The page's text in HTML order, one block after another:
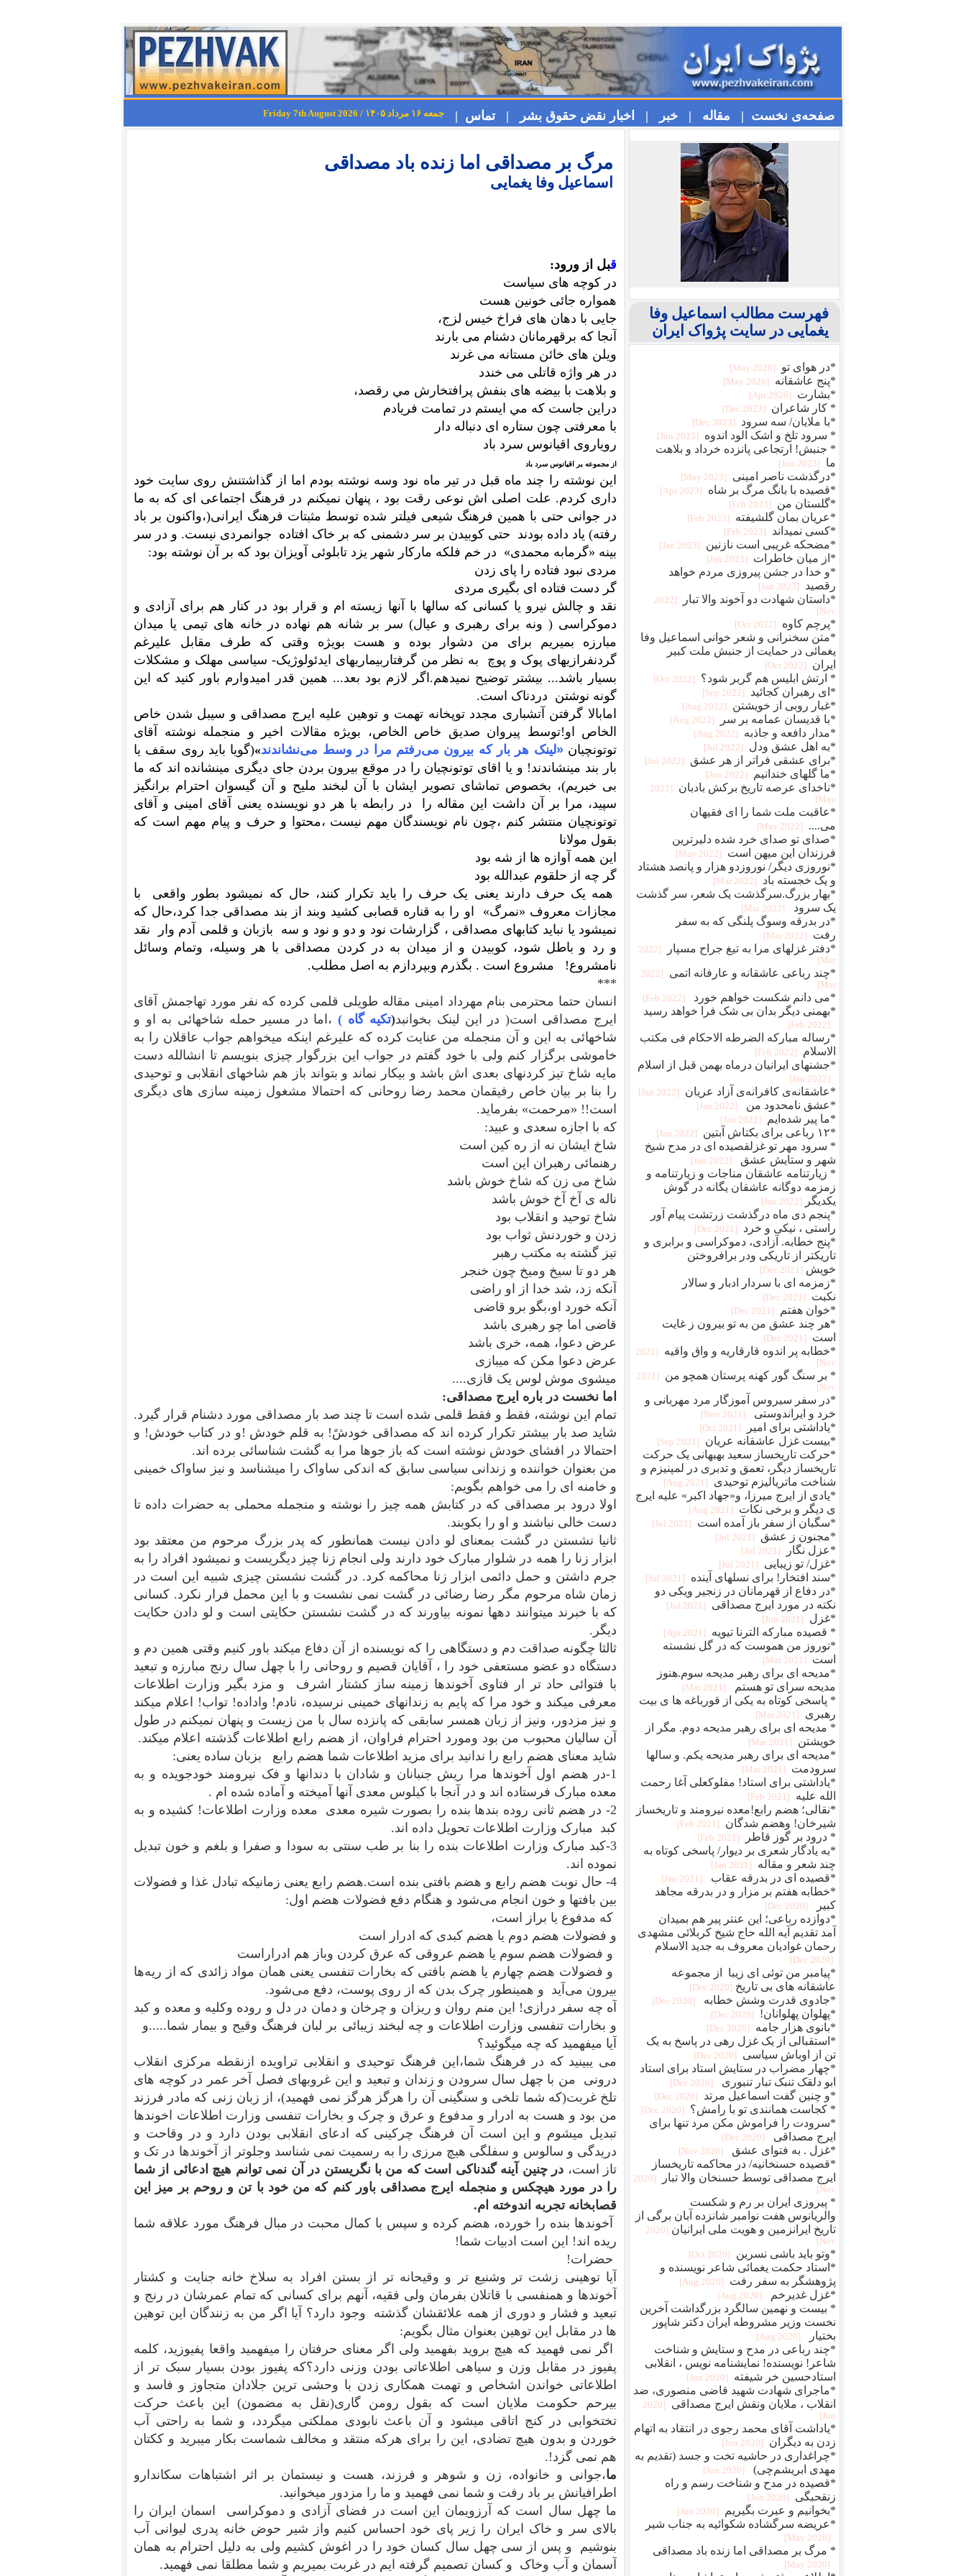
صفحه‌ی نخست | مقاله | خبر | اخبار نقض حقوق بشر | تماس | جمعه ۱۶ مرداد ۱۴۰۵ / Friday 7th August 2026
مرگ بر مصداقی اما زنده باد مصداقی
اسماعیل وفا یغمایی
قبل از ورود:
در كوچه هاى سياست
همواره جائى خونين هست
جايى با دهان هاى فراخ خيس لزج،
آنجا كه برقهرمانان دشنام مى بارند
ويلن هاى خائن مستانه مى غرند
در هر واژه قاتلى مى خندد
و بلاهت با بيضه هاى بنفش پرافتخارش مي رقصد،
دراين جاست كه مي ايستم در تمامت فريادم
با معرفتى چون ستاره اى دنباله دار
روياروى اقيانوس سرد باد
از مجموعه بر اقیانوس سرد باد
این نوشته را چند ماه قبل در تیر ماه نود وسه نوشته بودم اما از گذاشتنش روی سایت خود
داری کردم. علت اصلی اش نوعی رقت بود ، پنهان نمیکنم در فرهنگ اجتماعی ای که به ما
در جوانی حتی با همین فرهنگ شیعی فیلتر شده توسط مثبتات فرهنگ ایرانی(،واکنون بر باد
رفته) یاد داده بودند حتی کوبیدن بر سر دشمنی که بر خاک افتاده جوانمردی نیست. و در سر
بینه «گرمابه محمدی» در خم فلکه مارکار شهر یزد تابلوئی آویزان بود که بر آن نوشته بود:
مردی نبود فتاده را پای زدن
گر دست فتاده ای بگیری مردی
نقد و چالش نیرو یا کسانی که سالها با آنها زیسته ام و قرار بود در کنار هم برای آزادی و
دموکراسی ( ونه برای رهبری و عیال) سر بر شانه هم نهاده در خانه های تیمی یا میدان
مبارزه بمیریم برای من دشوار بوده و هست بویژه وقتی که طرف مقابل علیرغم
گردنفرازیهای پوک و پوچ به نظر من گرفتاربیماریهای ایدئولوژیک- سیاسی مهلک و مشکلات
بسیار باشد... بیشتر توضیح نمیدهم.اگر لازم بود بعد... همین قدر امیدوارم باور کنید که این
گونه نوشتن دردناک است.
امابالا گرفتن آتشباری مجدد توپخانه تهمت و توهین علیه ایرج مصداقی و سیبل شدن خاص
الخاص او!توسط پیروان صدیق خاص الخاص، بویژه مقالات اخیر و منجمله نوشته آقای
توتونچیان «لینک هر بار که بیرون می‌‌رفتم مرا در وسط می‌‌نشاندند»(گویا باید روی سقف یا
بار بند مینشاندند! و یا اقای توتونچیان را در موقع بیرون بردن جای دیگری مینشانده اند که ما
بی خبریم)، بخصوص تماشای تصویر ایشان با آن لبخند ملیح و آن گیسوان احترام برانگیز
سپید، مرا بر آن داشت این مقاله را در رابطه با هر دو نویسنده یعنی آقای امینی و آقای
توتونچیان منتشر کنم ،چون نام نویسندگان مهم نیست ،محتوا و حرف و پیام مهم است که
بقول مولانا
این همه آوازه ها از شه بود
گر چه از حلقوم عبدالله بود
همه یک حرف دارند یعنی یک حرف را باید تکرار کنند، حال که نمیشود بطور واقعی با
مجازات معروف «نمرگ» او را به قناره قصابی کشید وبند از بند مصداقی جدا کرد،حال که
نمیشود یا نباید کتابهای مصداقی ، گزارشات نود و دو و نود و سه بازبان و قلمی آدم وار نقد
و رد و باطل شود، کوبیدن و از میدان به در کردن مصداقی با هر وسیله، وتمام وسائل
نامشروع! مشروع است . بگذرم وبپردازم به اصل مطلب.
***
انسان حتما محترمی بنام مهرداد امینی مقاله طویلی قلمی کرده که نفر مورد تهاجمش آقای
ایرج مصداقی است( در این لینک بخوانبد(تکیه گاه ) ،اما در مسیر حمله شاخهائی به او و
شاخهائی به این و آن منجمله من عنایت کرده که علیرغم اینکه میخواهم جواب عاقلان را به
خاموشی برگزار کنم ولی با خود گفتم در جواب این بزرگوار چیزی بنویسم تا انشالله دست
مایه شاخ تیز کردنهای بعدی اش باشد و بیکار نماند و بتواند باز هم شاخهای انقلابی و توحیدی
را بنا بر بیان خاص رفیقمان محمد رضا روحانی که احتمالا مشغول زمینه سازی های دیگری
است!! «مرحمت» بفرماید.
که با اجازه سعدی و عبید:
شاخ ایشان نه از ره کین است
رهنمائی رهبران این است
شاخ می زن که شاخ خوش باشد
ناله ی آخ آخ خوش باشد
شاخ توحید و انقلاب بود
زدن و خوردنش ثواب بود
تیز گشته به مکتب رهبر
هر دو تا سیخ ومیخ چون خنجر
آنکه زد، شد خدا از او راضی
آنکه خورد او،بگو برو قاضی
قاضی اما چو رهبری باشد
عرض دعوا، همه، خری باشد
عرض دعوا مکن که میبازی
میشوی موش لوس یک قازی....
اما نخست در باره ایرج مصداقی:
تمام این نوشته، فقط و فقط قلمی شده است تا چند صد بار مصداقی مورد دشنام قرار گیرد.
شاید صد بار بیشتر تکرار کرده اند که مصداقی خودشً! به قلم خودش !و در کتاب خودش! و
احتمالا در افشای خودش نوشته است که باز جوها مرا به گشت شناسائی برده اند.
من بعنوان خواننده و زندانی سیاسی سابق که اندکی ساواک را میشناسد و نیز ساواک خمینی
و خامنه ای را می خواهم بگویم:
اولا درود بر مصداقی که در کتابش همه چیز را نوشته و منجمله محملی به حضرات داده تا
دست خالی نباشند و او را بکوبند.
ثانیا نشستن در گشت بمعنای لو دادن نیست همانطور که پدر بزرگ مرحوم من معتقد بود
ابزار زنا را همه در شلوار مبارک خود دارند ولی انجام زنا چیز دیگریست و نمیشود افراد را به
جرم داشتن و حمل دائمی ابزار زنا محاکمه کرد. در گشت نشستن چیزی شبیه این است در
زمان شاه مرحوم مگر رضا رضائی در گشت نمی نشست و با این محمل فرار نکرد. کسانی
که با خبرند میتوانند دهها نمونه بیاورند که در گشت نشستن حکایتی است و لو دادن حکایت
دیگر.
ثالثا چگونه صداقت دم و دستگاهی را که نویسنده از آن دفاع میکند باور کنیم وقتی همین دم و
دستگاه دو عضو مستعفی خود را ، آقایان قصیم و روحانی را با چهل سال رنج مبارزه و تبعید
با فتوائی حاد تر ار فتاوی آخوندها زمینه ساز کشتار اشرف و مزد بگیر وزارت اطلاعات
معرفی میکند و خود مرا که پایم به زندانهای خمینی نرسیده، نادم! واداده! تواب! اعلام میکند
و نیز مزدور، ونیز از زبان همسر سابقی که پانزده سال با من زیست و پنهان نمیکنم در طول
آن سالیان محبوب من بود ومورد احترام فراوان، از هضم رابع اطلاعات گذشته اعلام میکند.
شاید معنای هضم رابع را ندانید برای مزید اطلاعات شما هضم رابع بزبان ساده یعنی:
1-در هضم اول آخوندها مرا ریش جنبانان و شادان با دندانها و فک نیرومند خودجویده و به
معده مبارک فرستاده اند و در آنجا با کیلوس معدی آنها آمیخته و آماده شده ام .
2- در هضم ثانی روده بندها بنده را بصورت شیره معدی معده وزارت اطلاعات! کشیده و به
کبد مبارک وزارت اطلاعات تحویل داده اند.
3-کبد مبارک وزارت اطلاعات بنده را بنا بر طب سنتی به سودا و صفرا و بلغم و خون تبدیل
نموده اند.
4- حال نوبت هضم رابع و هضم بافتی بنده است.
هضم رابع یعنی زمانیکه تبادل غذا و فضولات
بین بافتها و خون انجام می‌شود و هنگام دفع فضولات هضم اول:
که مدفوع یا براز است،
و فضولات هضم دوم یا هضم کبدی که ادرار است
و فضولات هضم سوم یا هضم عروقی که عرق کردن وباز هم ادراراست
و فضولات هضم چهارم یا هضم بافتی که بخارات تنفسی یعنی همان مواد زائدی که از ریه‌ها
بیرون می‌آید و همینطور چرک بدن که از روی پوست، دفع می‌شود.
آه چه سفر درازی! این منم روان و ریزان و چرخان و دمان در دل و روده وکلیه و معده و کبد
و بخارات تنفسی وزارت اطلاعات و چه لبخند زیبائی بر لبان فرهنگ وقیح و بیمار شما.....و
آیا میفهمید که چه میگوئید؟
می یبینید که در فرهنگ شما،این فرهنگ توحیدی و انقلابی تراویده ازنقطه مرکزی انقلاب
درونی من با چهل سال سرودن و زندان و تبعید و این غروبهای فصل آخر عمر در کوچه های
تلخ غربت(که شما تلخی و سنگینی آن را هرگز هرگز نمی فهمید)، از زبان زنی که مادر فرزند
من بود و هست به ادرار و مدفوع و عرق و چرک و بخارات تنفسی وزارت اطلاعات اخوندها
تبدیل میشوم و این است آن فرهنگ چرکینی که ادعای انقلابی بودن دارد و در وقاحت و
دریدگی و سالوس و سفلگی هیچ مرزی را به رسمیت نمی شناسد وجلوتر از آخوندها در تک و
تاز است، در چنین آینه گندناکی است که من با نگریستن در آن نمی توانم هیچ ادعائی از شما
را در مورد هیچکس و منجمله ایرج مصداقی باور کنم که من خود با تن و روحم بر میز این
قصابخانه تجربه اندوخته ام.
آخوندها بنده را خورده، هضم کرده و سپس با کمال محبت در مبال فرهنگ مورد علاقه شما
ریده اند! این است ادبیات شما!
حضرات!
آیا توهینی زشت تر وشنیع تر و وقیحانه تر از بستن افراد به سلاخ خانه جنایت و کشتار
آخوندها و همنفسی با قاتلان بفرمان ولی فقیه، آنهم برای کسانی که تمام عمرشان در رنج و
تبعید و فشار و دوری از همه علائقشان گذشته وجود دارد؟ آیا اگر من به زنندگان این توهین
ها در مقابل این توهین بعنوان مثال بگویم:
اگر نمی فهمید که هیچ بروید بفهمید ولی اگر معنای حرفتان را میفهمید واقعا پفیوزید، کلمه
پفیوز در مقابل وزن و سیاهی اطلاعاتی بودن وزنی دارد؟که پفیوز بودن بسیار سبک تر از
اطلاعاتی خواندن اشخاص و تهمت همکاری زدن با وحشی ترین جلادان متجاوز و فاسد و
بیرحم حکومت ملایان است که بقول رومن گاری(نقل به مضمون) این باعث حرکت
تختخوابی در کنج اتاقی میشود و آن باعث نابودی مملکتی میگردد، و شما به راحتی آب
خوردن و بدون هیچ تضادی، این را برای هرکه منتقد و مخالف شماست بکار میبرید و ککتان
هم نمی گزد!.
ما،جوانی و خانواده، زن و شوهر و فرزند، هست و نیستمان بر اثر اشتباهات سکاندارو
اطرافیانش بر باد رفت و شما نمی فهمید و ما را مزدور میخوانید.
ما چهل سال است که آرزویمان این است در فضای آزادی و دموکراسی اسمان ایران را
بالای سر و خاک ایران را زیر پای خود احساس کنیم واز شیر حوض خانه پدری لیوانی آب
بنوشیم و پس از سی چهل سال کسان خود را در اغوش کشیم ولی به دلیل احترام به همان
آسمان و آب وخاک و کسان تصمیم گرفته ایم در غربت بمیریم و شما مطلقا نمی فهمید.
فهرست مطالب اسماعیل وفا
یغمایی در سایت پژواک ایران
*در هوای تو [2026 May]
*پنج عاشقانه [2026 May]
*بشارت [2026 Apr]
* کار شاعران [2023 Dec]
*با ملایان/ سه سرود [2023 Dec]
* سرود تلخ و اشک الود اندوه [2023 Jun]
* جنبش! ارتجاعی پانزده خرداد و بلاهت
ما
[2023 Jun]
*درگذشت ناصر امینی [2023 May]
*قصیده با بانگ مرگ بر شاه [2023 Apr]
*گلستان من [2023 Feb]
*عریان بمان گلشیفته [2023 Feb]
*کسی نمیداند [2023 Feb]
*مضحکه غریبی است نازنین [2023 Jan]
*از میان خاطرات [2023 Jan]
*و خدا در جشن پیروزی مردم خواهد
رقصید
[2023 Jan]
*داستان شهادت دو آخوند والا تبار
[2022
Nov]
*پرچم کاوه [2022 Oct]
*متن سخنرانی و شعر خوانی اسماعیل وفا
یغمائی در حمایت از جنبش ملت کبیر
ایران
[2022 Oct]
* ارتش ابلیس هم گربر شود؟ [2022 Oct]
*ای رهبران کجائید [2022 Sep]
*غبار روبی از خویشتن [2022 Aug]
*با قدیسان عمامه بر سر [2022 Aug]
*مدار دافعه و جاذبه [2022 Aug]
*به اهل عشق ودل [2022 Jul]
*برای عشقی فراتر از هر عشق [2022 Jul]
*ما گلهای خندانیم [2022 Jun]
*ناخدای عرصه تاریخ برکش بادبان
[2022
May]
*عاقبت ملت شما را ای فقیهان
می....
[2022 May]
*صدای تو صدای خرد شده دلیرترین
فرزندان این میهن است
[2022 May]
*نوروزی دیگر/ نوروزدو هزار و پانصد هشتاد
و یک خجسته باد
[2022 Mar]
*بهار بزرگ.سرگذشت یک شعر، سر گذشت
یک سرود
[2022 Mar]
*در بدرقه وسوگ پلنگی که به سفر
رفت
[2022 Mar]
*دفتر غزلهای مرا به تیغ جراح مسپار
[2022
Mar]
*چند رباعی عاشقانه و عارفانه اتمی
[2022
Mar]
*می دانم شکست خواهم خورد [2022 Feb]
*بهمنی دیگر بدان بی شک فرا خواهد رسید
[2022 Feb]
*رساله مبارکه الضرطه الاحکام فی مکتب
الاسلام
[2022 Feb]
*جشنهای ایرانیان درماه بهمن قبل از اسلام
[2022 Jan]
*عاشقانه‌ی کافرانه‌ی آزاد عریان [2022 Jan]
*عشق نامحدود من [2022 Jan]
*ما پیر شده‌ایم [2022 Jan]
*۱۲ رباعی برای بکتاش آبتین [2022 Jan]
* سرود مهر تو غزلقصیده ای در مدح شیخ
شهر و ستایش عشق
[2022 Jan]
* زیارتنامه عاشقان مناجات و زیارتنامه و
زمزمه دوگانه عاشقان یگانه در گوش
یکدیگر
[2022 Jan]
*پنجم دی ماه درگذشت زرتشت پیام آور
راستی ، نیکی و خرد
[2021 Dec]
*پنج خطابه. آزادی، دموکراسی و برابری و
تاریکتر از تاریکی ودر برافروختن
خویش [2021 Dec]
*زمزمه ای با سردار ادبار و سالار
نکبت
[2021 Dec]
*خوان هفتم [2021 Dec]
*هر چند عشق من به تو بیرون ز غایت
است
[2021 Dec]
*خطابه پر اندوه قارقاریه و واق واقیه
[2021
Nov]
* بر سنگ گور کهنه پرستان همچو من
[2021
Nov]
*در سفر سیروس آموزگار مرد مهربانی و
خرد و ایراندوستی
[2021 Nov]
*یاداشتی برای امیر [2021 Oct]
*بیست غزل عاشقانه عریان [2021 Sep]
*حرکت تاریخساز سعید بهبهانی یک حرکت
تاریخساز دیگر، تعمق و تدبری در لمپنیزم و
شناخت ماتریالیزم توحیدی
[2021 Aug]
*یادی از ایرج میرزا، و«جهاد اکبر» علیه ایرج
ی دیگر و برخی نکات
[2021 Aug]
*سگبان از سفر باز آمده است [2021 Jul]
*مجنون ز عشق [2021 Jul]
*عزل نگار [2021 Jul]
*غزل/ تو زیبایی [2021 Jul]
*سند افتخار! برای نسلهای آینده [2021 Jul]
*در دفاع از قهرمانان در زنجیر ویکی دو
نکته در مورد ایرج مصداقی
[2021 Jul]
*غزل [2021 Jun]
* قصیده مبارکه الترنا تیویه [2021 Apr]
*نوروز من هموست که در گل نشسته
است
[2021 Mar]
*مدیحه ای برای رهبر مدیحه سوم.هنوز
مدیحه سرای تو هستم
[2021 Mar]
* پاسخی کوتاه به یکی از قورباغه ها ی بیت
رهبری
[2021 Mar]
* مدیحه ای برای رهبر مدیحه دوم. مگر از
خویشتن
[2021 Mar]
*مدیحه ای برای رهبر مدیحه یکم. و سالها
سرودمت
[2021 Mar]
*یاداشتی برای استاد! مفلوکعلی آغا رحمت
الله علیه
[2021 Feb]
*نقالی؛ هضم رابع!معده نیرومند و تاریخساز
شیرخان! وهضم شدگان
[2021 Feb]
* درود بر گوز قاطر [2021 Feb]
*به یادگار شعری بر دیوار/ پاسخی کوتاه به
چند شعر و مقاله
[2021 Jan]
*قصیده ای در بدرقه عقاب [2021 Jan]
*خطابه هفتم بر مزار و در بدرقه مجاهد
کبیر
[2020 Dec]
*دوازده رباعی؛ این عنتر پیر هم بمیدان
آمد تقدیم آیه الله حاج شیخ کربلائی مشهدی
رحمان غوادیان معروف به جدید الاسلام
[2020 Dec]
*پیامبر من توئی ای زیبا از مجموعه
عاشقانه های بی تاریخ [2020 Dec]
*جادوی قدرت وشش خطابه [2020 Dec]
*پهلوان پهلوانان! [2020 Dec]
*بانوی هزار جامه [2020 Dec]
*استقبالی از یک غزل رهی در پاسخ به یک
تن از اوباش سیاسی
[2020 Dec]
*چهار مضراب در ستایش استاد برای استاد
ابو دلقک تنبک تبار تنبوری
[2020 Dec]
*و چنین گفت اسماعیل مرتد [2020 Dec]
* کجاست همانندی تو با رامش؟ [2020 Dec]
*سرودت را فراموش مکن مرد تنها برای
ایرج مصداقی
[2020 Dec]
*غزل . به فتوای عشق [2020 Nov]
*قصیده حسنخانیه/ در محاکمه تاریخساز
ایرج مصداقی توسط حسنخان والا تبار
[2020
Nov]
* پیروزی ایران بر رم و شکست
والریانوس هفت نوامبر شانزده آبان برگی از
تاریخ ایرانزمین و هویت ملی ایرانیان
[2020
Nov]
*وتو باید باشی نسرین [2020 Oct]
*استاد حکمت یغمائی شاعر نویسنده و
پژوهشگر به سفر رفت
[2020 Aug]
*غزل غدیرخم [2020 Aug]
* بیست و نهمین سالگرد بزرگداشت آخرین
نخست وزیر مشروطه ایران دکتر شاپور
بختیار
[2020 Aug]
*چند رباعی در مدح و ستایش و شناخت
شاعر! نویسنده! نمایشنامه نویس ، انقلابی
استادحسین خر شیفته
[2020 Jun]
*ماجرای شهادت شهید قاضی منصوری، ضد
انقلاب ، ملایان ونقش ایرج مصداقی
[2020
Jun]
*یاداشت آقای محمد رجوی در انتقاد به اتهام
زدن به دیگران
[2020 Jun]
*چراغداری در حاشیه تخت و جسد (تقدیم به
مهدی ابریشم‌چی)
[2020 Jun]
*قصیده در مدح و شناخت رسم و راه
زنقحبگی
[2020 Jun]
*بخوانیم و عبرت بگیریم [2020 Jun]
*عریضه سرگشاده شکوائیه به جناب شیر
[2020 May]
* مرگ بر مصداقی اما زنده باد مصداقی
[2020 May]